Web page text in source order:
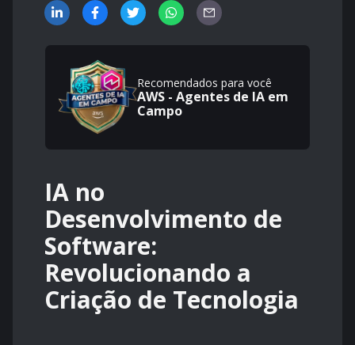
Recomendados para você
AWS - Agentes de IA em
Campo
IA no
Desenvolvimento de
Software:
Revolucionando a
Criação de Tecnologia